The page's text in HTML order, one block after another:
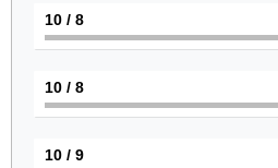
8
/ 10
8
/ 10
9
/ 10